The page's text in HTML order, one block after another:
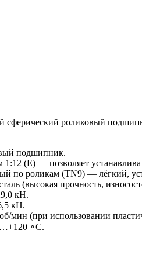
роликовый
подшипник.
(E) — позволяет
по роликам (TN9) — лёгкий,
(высокая прочность,
кН.
кН.
мин (при использовании
∘C.